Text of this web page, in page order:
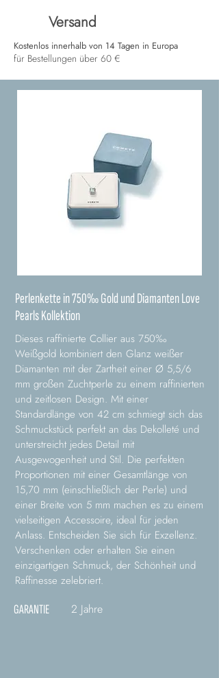
Versand
Kostenlos innerhalb von 14 Tagen in Europa
für Bestellungen über 60 €
Perlenkette in 750‰ Gold und Diamanten Love
Pearls Kollektion
Dieses raffinierte Collier aus 750‰
Weißgold kombiniert den Glanz weißer
Diamanten mit der Zartheit einer Ø 5,5/6
mm großen Zuchtperle zu einem raffinierten
und zeitlosen Design. Mit einer
Standardlänge von 42 cm schmiegt sich das
Schmuckstück perfekt an das Dekolleté und
unterstreicht jedes Detail mit
Ausgewogenheit und Stil. Die perfekten
Proportionen mit einer Gesamtlänge von
15,70 mm (einschließlich der Perle) und
einer Breite von 5 mm machen es zu einem
vielseitigen Accessoire, ideal für jeden
Anlass. Entscheiden Sie sich für Exzellenz.
Verschenken oder erhalten Sie einen
einzigartigen Schmuck, der Schönheit und
Raffinesse zelebriert.
GARANTIE 2 Jahre